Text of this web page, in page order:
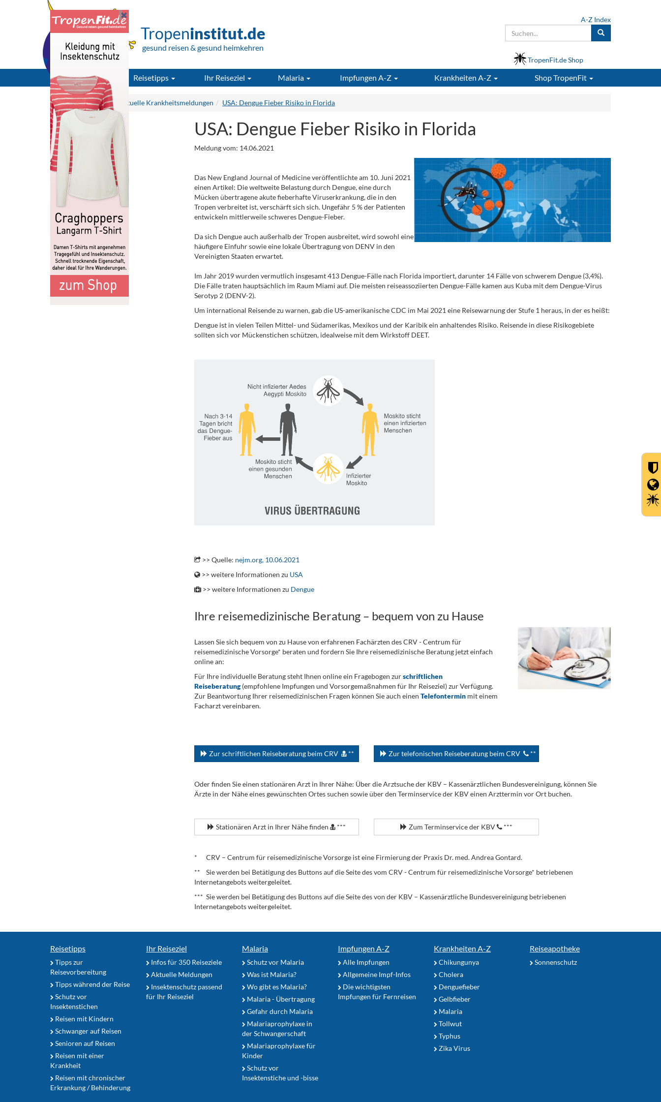
Tropeninstitut.de
gesund reisen & gesund heimkehren
A-Z Index
TropenFit.de Shop
Reisetipps Ihr Reiseziel Malaria Impfungen A-Z Krankheiten A-Z ShopTropenFit
Tropeninstitut.de Aktuelle Krankheitsmeldungen USA: Dengue Fieber Risiko in Florida
USA: Dengue Fieber Risiko in Florida
Meldung vom: 14.06.2021
Das New England Journal of Medicine veröffentlichte am 10. Juni 2021
einen Artikel: Die weltweite Belastung durch Dengue, eine durch
Mücken übertragene akute fieberhafte Viruserkrankung, die in den
Tropen verbreitet ist, verschärft sich sich. Ungefähr 5 % der Patienten
entwickeln mittlerweile schweres Dengue-Fieber.
Da sich Dengue auch außerhalb der Tropen ausbreitet, wird sowohl eine
häufigere Einfuhr sowie eine lokale Übertragung von DENV in den
Vereinigten Staaten erwartet.
Im Jahr 2019 wurden vermutlich insgesamt 413 Dengue-Fälle nach Florida importiert, darunter 14 Fälle von schwerem Dengue (3,4%).
Die Fälle traten hauptsächlich im Raum Miami auf. Die meisten reiseassoziierten Dengue-Fälle kamen aus Kuba mit dem Dengue-Virus
Serotyp 2 (DENV-2).
Um international Reisende zu warnen, gab die US-amerikanische CDC im Mai 2021 eine Reisewarnung der Stufe 1 heraus, in der es heißt:
Dengue ist in vielen Teilen Mittel- und Südamerikas, Mexikos und der Karibik ein anhaltendes Risiko. Reisende in diese Risikogebiete
sollten sich vor Mückenstichen schützen, idealweise mit dem Wirkstoff DEET.
>> Quelle: nejm.org, 10.06.2021
>> weitere Informationen zu USA
>> weitere Informationen zu Dengue
Ihre reisemedizinische Beratung – bequem von zu Hause
Lassen Sie sich bequem von zu Hause von erfahrenen Fachärzten des CRV - Centrum für
reisemedizinische Vorsorge* beraten und fordern Sie Ihre reisemedizinische Beratung jetzt einfach
online an:
Für Ihre individuelle Beratung steht Ihnen online ein Fragebogen zurschriftlichen
Reiseberatung(empfohlene Impfungen und Vorsorgemaßnahmen für Ihr Reiseziel) zur Verfügung.
Zur Beantwortung Ihrer reisemedizinischen Fragen können Sie auch einen Telefonterminmit einem
Facharzt vereinbaren.
Zur schriftlichen Reiseberatung beim CRV ** Zur telefonischen Reiseberatung beim CRV **
Oder finden Sie einen stationären Arzt in Ihrer Nähe: Über die Arztsuche der KBV – Kassenärztlichen Bundesvereinigung, können Sie
Ärzte in der Nähe eines gewünschten Ortes suchen sowie über den Terminservice der KBV einen Arzttermin vor Ort buchen.
Stationären Arzt in Ihrer Nähe finden *** Zum Terminservice der KBV ***
* CRV – Centrum für reisemedizinische Vorsorge ist eine Firmierung der Praxis Dr. med. Andrea Gontard.
** Sie werden bei Betätigung des Buttons auf die Seite des vom CRV - Centrum für reisemedizinische Vorsorge* betriebenen
Internetangebots weitergeleitet.
*** Sie werden bei Betätigung des Buttons auf die Seite des von der KBV – Kassenärztliche Bundesvereinigung betriebenen
Internetangebots weitergeleitet.
Reisetipps
Tipps zur
Reisevorbereitung
Tipps während der Reise
Schutz vor
Insektenstichen
Reisen mit Kindern
Schwanger auf Reisen
Senioren auf Reisen
Reisen mit einer
Krankheit
Reisen mit chronischer
Erkrankung / Behinderung
Ihr Reiseziel
Infos für 350 Reiseziele
Aktuelle Meldungen
Insektenschutz passend
für Ihr Reiseziel
Malaria
Schutz vor Malaria
Was ist Malaria?
Wo gibt es Malaria?
Malaria - Übertragung
Gefahr durch Malaria
Malariaprophylaxe in
der Schwangerschaft
Malariaprophylaxe für
Kinder
Schutz vor
Insektenstiche und -bisse
Impfungen A-Z
Alle Impfungen
Allgemeine Impf-Infos
Die wichtigsten
Impfungen für Fernreisen
Krankheiten A-Z
Chikungunya
Cholera
Denguefieber
Gelbfieber
Malaria
Tollwut
Typhus
Zika Virus
Reiseapotheke
Sonnenschutz